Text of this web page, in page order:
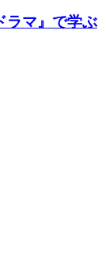
ラマ』で学ぶ